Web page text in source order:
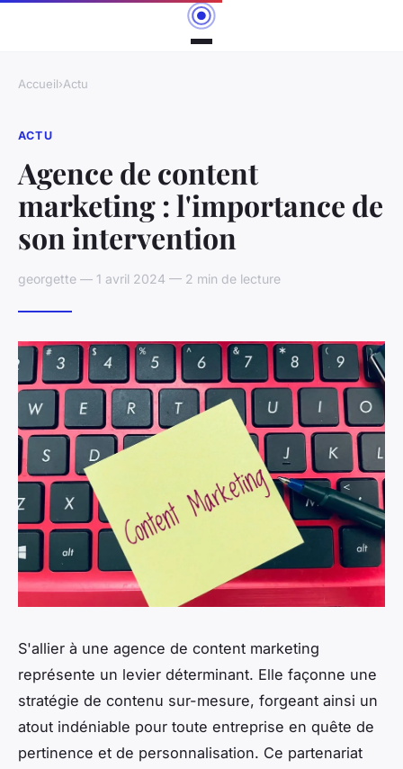
Accueil›Actu
ACTU
Agence de content
marketing : l'importance de
son intervention
georgette — 1 avril 2024 — 2 min de lecture
S'allier à une agence de content marketing
représente un levier déterminant. Elle façonne une
stratégie de contenu sur-mesure, forgeant ainsi un
atout indéniable pour toute entreprise en quête de
pertinence et de personnalisation. Ce partenariat